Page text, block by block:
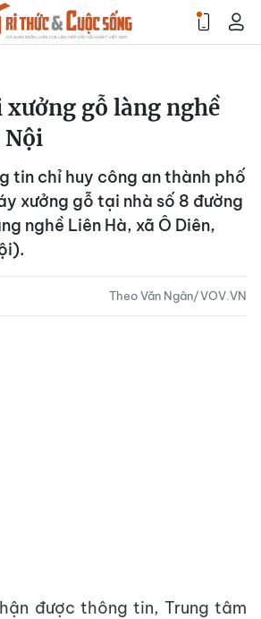
xưởng gỗ làng nghề
Nội
tin chỉ huy công an thành phố
xưởng gỗ tại nhà số 8 đường
nghề Liên Hà, xã Ô Diên,
Theo Văn Ngân/VOV.VN
được thông tin, Trung tâm